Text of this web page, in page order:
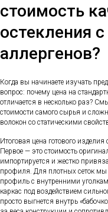
стоимость
остекления
аллергенов?
Когда вы начинаете изучать
вопрос: почему цена на
отличается в несколько раз?
стоимости самого сырья и
волокон со статическими
Итоговая цена готового
Первое — это стоимость
импортируется и жестко
профиля. Для плотных сеток
профиль с внутренними
каркас под воздействием
просто выгнется внутрь